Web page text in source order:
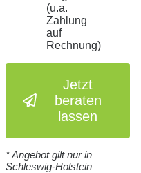
(u.a.
Zahlung
auf
Rechnung)
Jetzt
beraten
lassen
* Angebot gilt nur in
Schleswig-Holstein